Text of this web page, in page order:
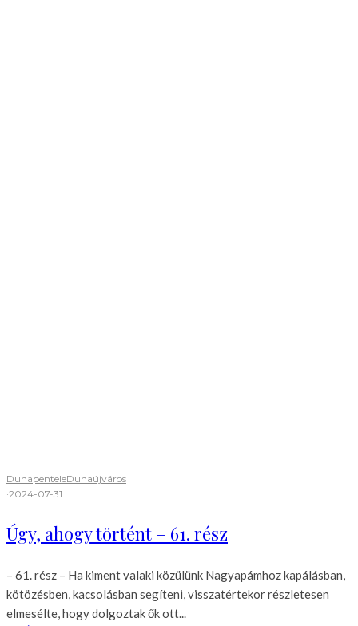
DunapenteleDunaújváros
·2024-07-31
Úgy, ahogy történt – 61. rész
– 61. rész – Ha kiment valaki közülünk Nagyapámhoz kapálásban,
kötözésben, kacsolásban segíteni, visszatértekor részletesen
elmesélte, hogy dolgoztak ők ott...